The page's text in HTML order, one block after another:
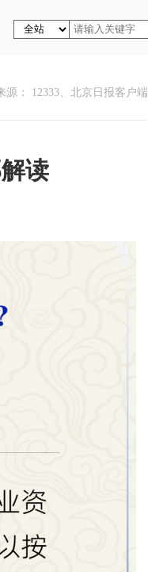
源： 12333、北京日报客户端
读